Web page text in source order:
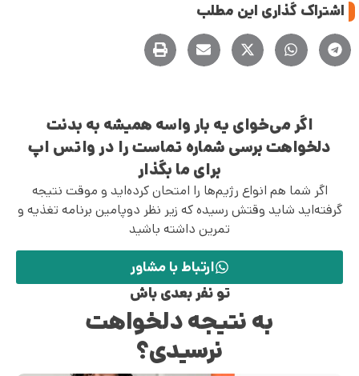
اشتراک گذاری این مطلب
اگر می‌خوای یه بار واسه همیشه به بدنت
دلخواهت برسی شماره تماست را در واتس اپ
برای ما بگذار
اگر شما هم انواع رژیم‌ها را امتحان کرده‌اید و موقت نتیجه
گرفته‌اید شاید وقتش رسیده که زیر نظر دوپامین برنامه تغذیه و
تمرین داشته باشید
ارتباط با مشاور
تو نفر بعدی باش
به نتیجه دلخواهت
نرسیدی؟